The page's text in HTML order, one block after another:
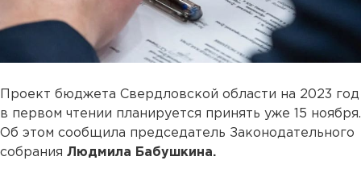
Проект бюджета Свердловской области на 2023 год
в первом чтении планируется принять уже 15 ноября.
Об этом сообщила председатель Законодательного
собрания Людмила Бабушкина.